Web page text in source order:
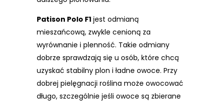
Patison Polo F1 jest odmianą
mieszańcową, zwykle cenioną za
wyrównanie i plenność. Takie odmiany
dobrze sprawdzają się u osób, które chcą
uzyskać stabilny plon i ładne owoce. Przy
dobrej pielęgnacji roślina może owocować
długo, szczególnie jeśli owoce są zbierane